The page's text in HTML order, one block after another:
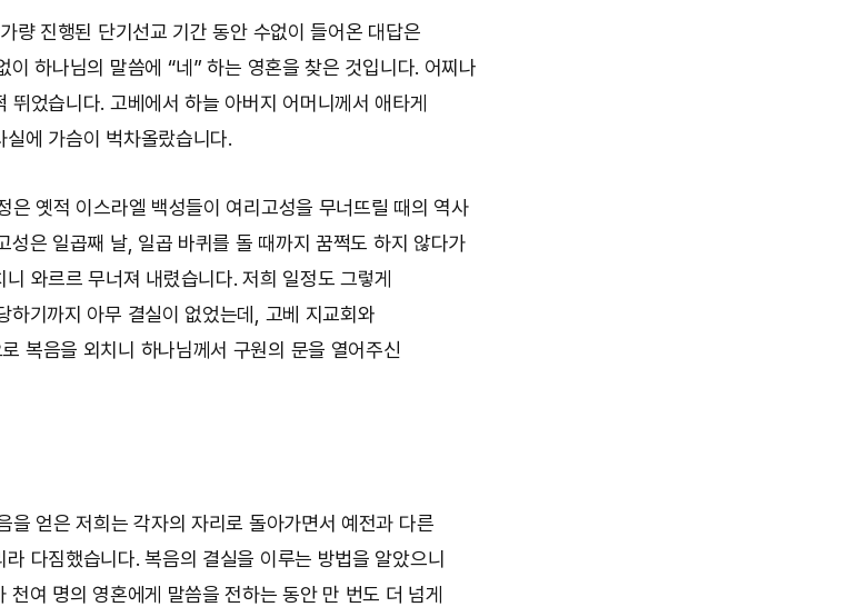
량 진행된 단기선교 기간 동안 수없이 들어온 대답은
이 하나님의 말씀에 “네” 하는 영혼을 찾은 것입니다. 어찌나
뛰었습니다. 고베에서 하늘 아버지 어머니께서 애타게
에 가슴이 벅차올랐습니다.
은 옛적 이스라엘 백성들이 여리고성을 무너뜨릴 때의 역사
성은 일곱째 날, 일곱 바퀴를 돌 때까지 꿈쩍도 하지 않다가
와르르 무너져 내렸습니다. 저희 일정도 그렇게
하기까지 아무 결실이 없었는데, 고베 지교회와
복음을 외치니 하나님께서 구원의 문을 열어주신
을 얻은 저희는 각자의 자리로 돌아가면서 예전과 다른
다짐했습니다. 복음의 결실을 이루는 방법을 알았으니
천여 명의 영혼에게 말씀을 전하는 동안 만 번도 더 넘게